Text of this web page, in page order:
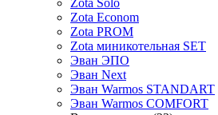
Zota Solo
Zota Econom
Zota PROM
Zota миникотельная SET
Эван ЭПО
Эван Next
Эван Warmos STANDART
Эван Warmos COMFORT